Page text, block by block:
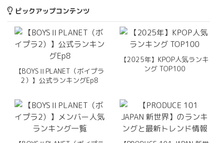
ピックアップコンテンツ
【BOYSⅡPLANET（ボイプラ
2）】公式ランキングEp8
【2025年】KPOP人気ランキ
ング TOP100